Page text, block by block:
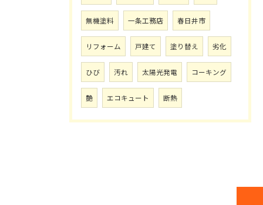
無機塗料 一条工務店 春日井市
リフォーム 戸建て 塗り替え 劣化
ひび 汚れ 太陽光発電 コーキング
艶 エコキュート 断熱